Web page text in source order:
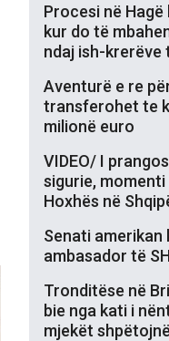
Procesi në
kur do të
ndaj ish-krerëve
Aventurë e re
transferohet te
milionë euro
VIDEO/ I
sigurie,
Hoxhës në
Senati amerikan
ambasador të
Tronditëse në
bie nga kati i
mjekët